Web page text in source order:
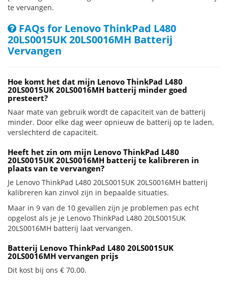
te vervangen.
FAQs for Lenovo ThinkPad L480
20LS0015UK 20LS0016MH Batterij
Vervangen
Hoe komt het dat mijn Lenovo ThinkPad L480
20LS0015UK 20LS0016MH batterij minder goed
presteert?
Naar mate van gebruik wordt de capaciteit van de batterij
minder. Door elke dag weer opnieuw de batterij op te laden,
verslechterd de capaciteit.
Heeft het zin om mijn Lenovo ThinkPad L480
20LS0015UK 20LS0016MH batterij te kalibreren in
plaats van te vervangen?
Je Lenovo ThinkPad L480 20LS0015UK 20LS0016MH batterij
kalibreren kan zinvol zijn in bepaalde situaties.
Maar in 9 van de 10 gevallen zijn je problemen pas echt
opgelost als je je Lenovo ThinkPad L480 20LS0015UK
20LS0016MH batterij laat vervangen.
Batterij Lenovo ThinkPad L480 20LS0015UK
20LS0016MH vervangen prijs
Dit kost bij ons € 70.00.